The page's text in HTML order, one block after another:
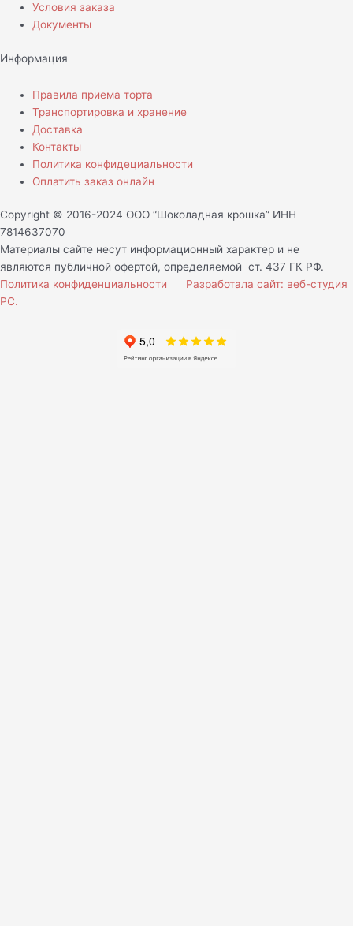
Условия заказа
Документы
Информация
Правила приема торта
Транспортировка и хранение
Доставка
Контакты
Политика конфидециальности
Оплатить заказ онлайн
Copyright © 2016-2024 ООО “Шоколадная крошка” ИНН
7814637070
Материалы сайте несут информационный характер и не
являются публичной офертой, определяемой ст. 437 ГК РФ.
Политика конфиденциальности
Разработала сайт: веб-студия
РС.